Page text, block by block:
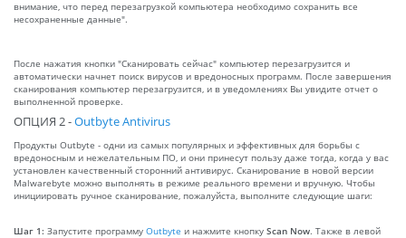
внимание, что перед перезагрузкой компьютера необходимо сохранить все
несохраненные данные".
После нажатия кнопки "Сканировать сейчас" компьютер перезагрузится и
автоматически начнет поиск вирусов и вредоносных программ. После завершения
сканирования компьютер перезагрузится, и в уведомлениях Вы увидите отчет о
выполненной проверке.
ОПЦИЯ 2 -Outbyte Antivirus
Продукты Outbyte - одни из самых популярных и эффективных для борьбы с
вредоносным и нежелательным ПО, и они принесут пользу даже тогда, когда у вас
установлен качественный сторонний антивирус. Сканирование в новой версии
Malwarebyte можно выполнять в режиме реального времени и вручную. Чтобы
инициировать ручное сканирование, пожалуйста, выполните следующие шаги:
Шаг 1: Запустите программу Outbyte и нажмите кнопку Scan Now. Также в левой